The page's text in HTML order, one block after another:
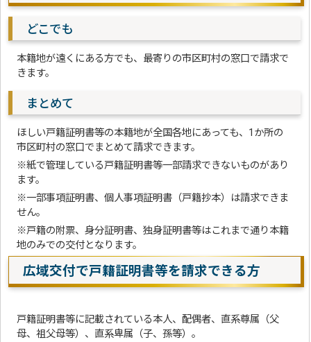
どこでも
本籍地が遠くにある方でも、最寄りの市区町村の窓口で請求で
きます。
まとめて
ほしい戸籍証明書等の本籍地が全国各地にあっても、1か所の
市区町村の窓口でまとめて請求できます。
※紙で管理している戸籍証明書等一部請求できないものがあり
ます。
※一部事項証明書、個人事項証明書（戸籍抄本）は請求できま
せん。
※戸籍の附票、身分証明書、独身証明書等はこれまで通り本籍
地のみでの交付となります。
広域交付で戸籍証明書等を請求できる方
戸籍証明書等に記載されている本人、配偶者、直系尊属（父
母、祖父母等）、直系卑属（子、孫等）。